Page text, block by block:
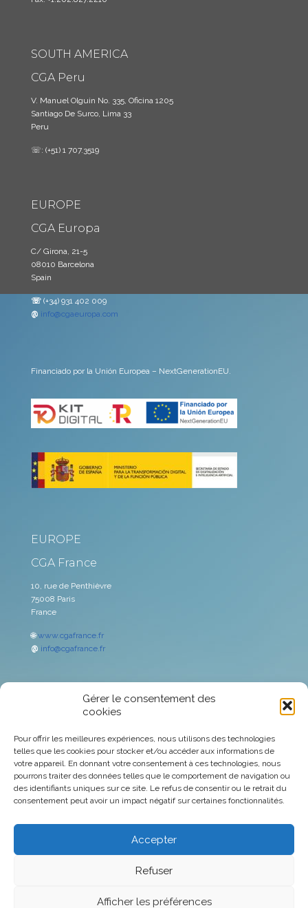
Gérer le consentement des
cookies
Pour offrir les meilleures expériences, nous utilisons des technologies
telles que les cookies pour stocker et/ou accéder aux informations de
votre appareil. En donnant votre consentement à ces technologies, nous
pourrons traiter des données telles que le comportement de navigation ou
des identifiants uniques sur ce site. Le refus de consentir ou le retrait du
consentement peut avoir un impact négatif sur certaines fonctionnalités.
Accepter
Refuser
Afficher les préférences
SOUTH AMERICA
CGA Peru
V. Manuel Olguin No. 335, Oficina 1205
Santiago De Surco, Lima 33
Peru
☏: (+51) 1 707.3519
EUROPE
CGA Europa
C/ Girona, 21-5
08010 Barcelona
Spain
☏ (+34) 931 402 009
@ info@cgaeuropa.com
Financiado por la Unión Europea – NextGenerationEU.
EUROPE
CGA France
10, rue de Penthièvre
75008 Paris
France
🌐www.cgafrance.fr
@ info@cgafrance.fr
Avertissement
Espace Associés
Marché des capitaux
Politique de confidentialité
© 2026 CGA Europa | Tous droits réservés